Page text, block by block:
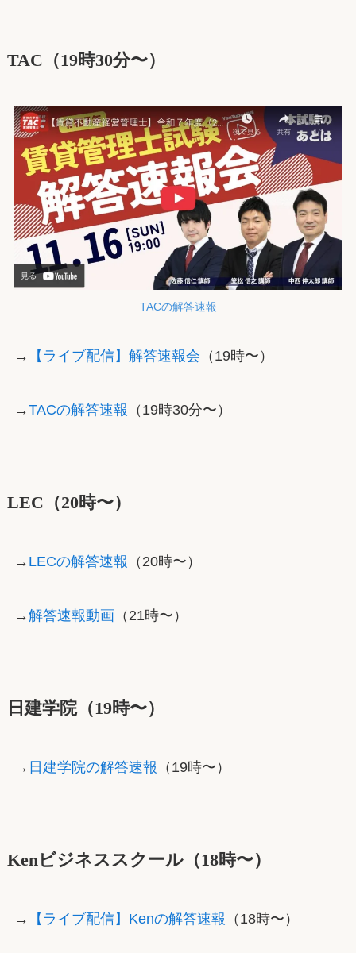
TAC（19時30分〜）
TACの解答速報
→ 【ライブ配信】解答速報会 （19時〜）
→TACの解答速報 （19時30分〜）
LEC（20時〜）
→ LECの解答速報 （20時〜）
→解答速報動画（21時〜）
日建学院（19時〜）
→ 日建学院の解答速報 （19時〜）
Kenビジネススクール（18時〜）
→ 【ライブ配信】Kenの解答速報 （18時〜）